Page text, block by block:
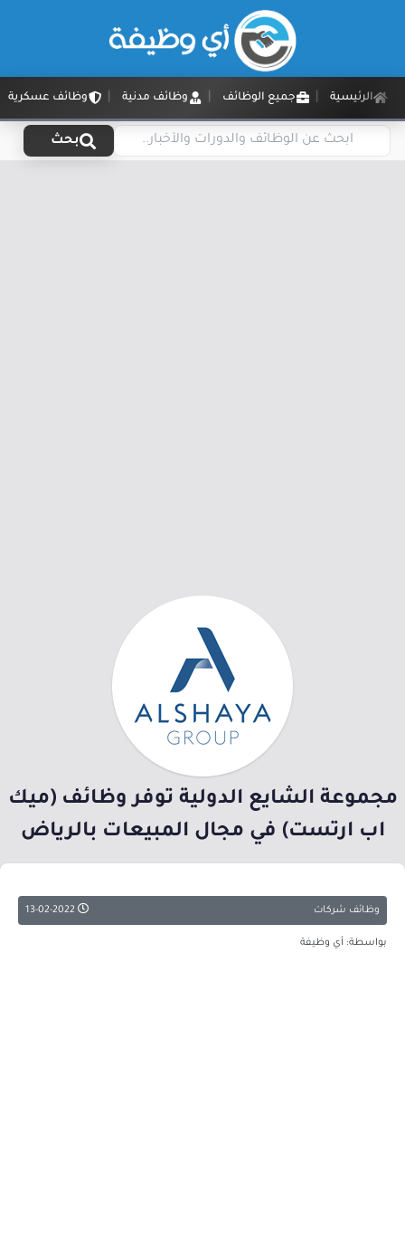
الرئيسية جميع الوظائف وظائف مدنية وظائف عسكرية
بحث
مجموعة الشايع الدولية توفر وظائف (ميك
اب ارتست) في مجال المبيعات بالرياض
وظائف شركات
بواسطة: أي وظيفة